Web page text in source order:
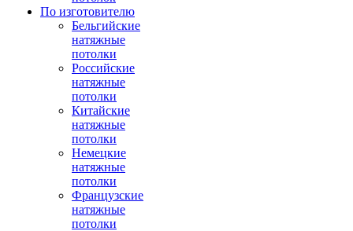
По изготовителю
Бельгийские
натяжные
потолки
Российские
натяжные
потолки
Китайские
натяжные
потолки
Немецкие
натяжные
потолки
Французские
натяжные
потолки